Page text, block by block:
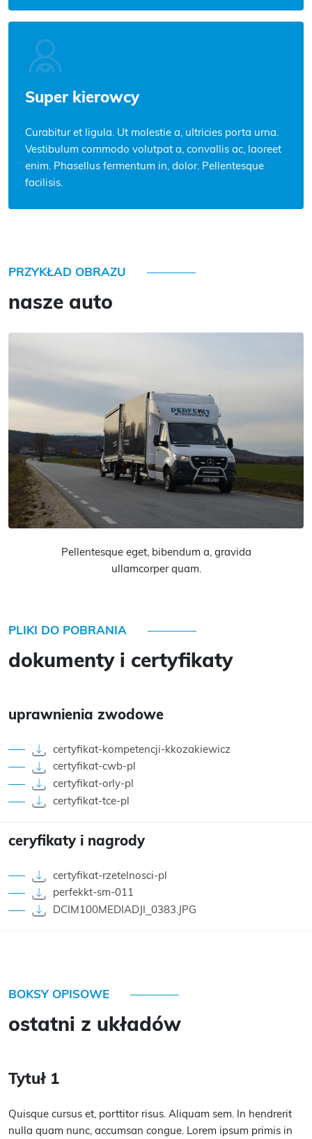
Super kierowcy
Curabitur et ligula. Ut molestie a, ultricies porta urna.
Vestibulum commodo volutpat a, convallis ac, laoreet
enim. Phasellus fermentum in, dolor. Pellentesque
facilisis.
PRZYKŁAD OBRAZU
nasze auto
Pellentesque eget, bibendum a, gravida
ullamcorper quam.
PLIKI DO POBRANIA
dokumenty i certyfikaty
uprawnienia zwodowe
certyfikat-kompetencji-kkozakiewicz
certyfikat-cwb-pl
certyfikat-orly-pl
certyfikat-tce-pl
ceryfikaty i nagrody
certyfikat-rzetelnosci-pl
perfekkt-sm-011
DCIM100MEDIADJI_0383.JPG
BOKSY OPISOWE
ostatni z układów
Tytuł 1
Quisque cursus et, porttitor risus. Aliquam sem. In hendrerit
nulla quam nunc, accumsan congue. Lorem ipsum primis in